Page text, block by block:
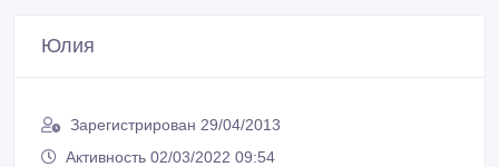
Юлия
Зарегистрирован 29/04/2013
Активность 02/03/2022 09:54